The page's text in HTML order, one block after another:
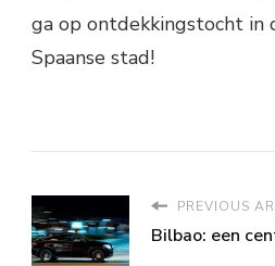
ga op ontdekkingstocht in
Spaanse stad!
PREVIOUS
Bilbao: een